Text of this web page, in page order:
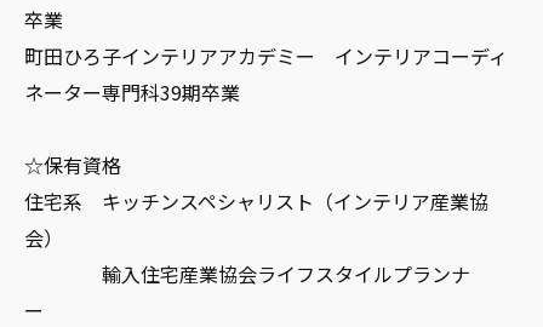
卒業
町田ひろ子インテリアアカデミー インテリアコーディ
ネーター専門科39期卒業
☆保有資格
住宅系 キッチンスペシャリスト（インテリア産業協
会）
輸入住宅産業協会ライフスタイルプランナ
ー